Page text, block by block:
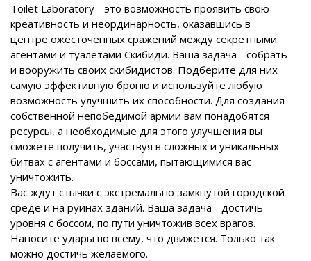
Toilet Laboratory - это возможность проявить свою
креативность и неординарность, оказавшись в
центре ожесточенных сражений между секретными
агентами и туалетами Скибиди. Ваша задача - собрать
и вооружить своих скибидистов. Подберите для них
самую эффективную броню и используйте любую
возможность улучшить их способности. Для создания
собственной непобедимой армии вам понадобятся
ресурсы, а необходимые для этого улучшения вы
сможете получить, участвуя в сложных и уникальных
битвах с агентами и боссами, пытающимися вас
уничтожить.
Вас ждут стычки с экстремально замкнутой городской
среде и на руинах зданий. Ваша задача - достичь
уровня с боссом, по пути уничтожив всех врагов.
Наносите удары по всему, что движется. Только так
можно достичь желаемого.